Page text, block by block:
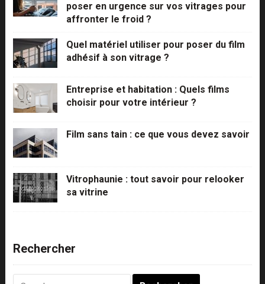
poser en urgence sur vos vitrages pour
affronter le froid ?
Quel matériel utiliser pour poser du film
adhésif à son vitrage ?
Entreprise et habitation : Quels films
choisir pour votre intérieur ?
Film sans tain : ce que vous devez savoir
Vitrophaunie : tout savoir pour relooker
sa vitrine
Rechercher